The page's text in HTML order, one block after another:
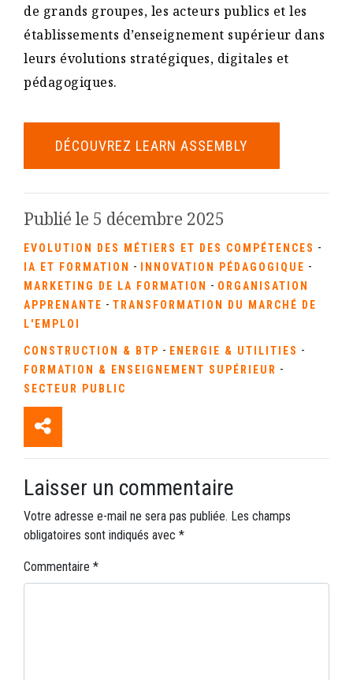
de grands groupes, les acteurs publics et les
établissements d’enseignement supérieur dans
leurs évolutions stratégiques, digitales et
pédagogiques.
DÉCOUVREZ LEARN ASSEMBLY
Publié le 5 décembre 2025
EVOLUTION DES MÉTIERS ET DES COMPÉTENCES -
IA ET FORMATION - INNOVATION PÉDAGOGIQUE -
MARKETING DE LA FORMATION - ORGANISATION
APPRENANTE - TRANSFORMATION DU MARCHÉ DE
L'EMPLOI
CONSTRUCTION & BTP - ENERGIE & UTILITIES -
FORMATION & ENSEIGNEMENT SUPÉRIEUR -
SECTEUR PUBLIC
Laisser un commentaire
Votre adresse e-mail ne sera pas publiée. Les champs
obligatoires sont indiqués avec *
Commentaire *